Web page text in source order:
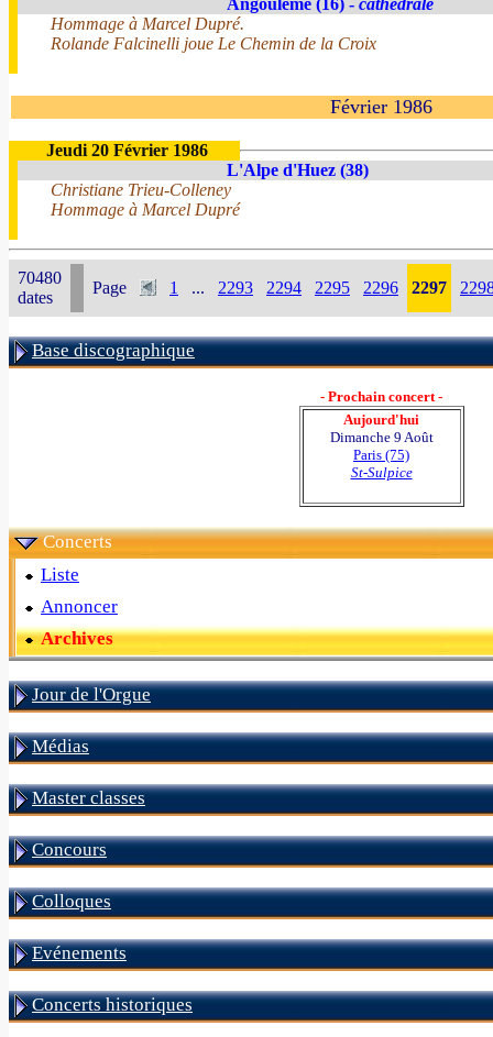
Angoulême (16) - cathédrale
Hommage à Marcel Dupré.
Rolande Falcinelli joue Le Chemin de la Croix
Février 1986
Jeudi 20 Février 1986
L'Alpe d'Huez (38)
Christiane Trieu-Colleney
Hommage à Marcel Dupré
70480
dates
Page 1 ... 2293 2294 2295 2296 2297
Base discographique
- Prochain concert -
Aujourd'hui
Dimanche 9 Août
Paris (75)
St-Sulpice
Concerts
Liste
Annoncer
Archives
Jour de l'Orgue
Médias
Master classes
Concours
Colloques
Evénements
Concerts historiques